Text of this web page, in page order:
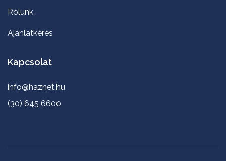
Rólunk
Ajánlatkérés
Kapcsolat
info@haznet.hu
(30) 645 6600